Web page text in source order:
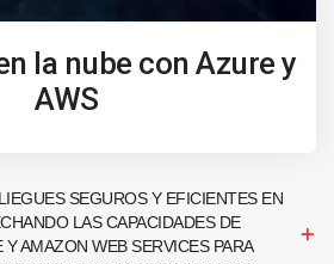
la nube con Azure y
AWS
SEGUROS Y EFICIENTES EN
LAS CAPACIDADES DE
AMAZON WEB SERVICES PARA